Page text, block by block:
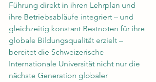
Führung direkt in ihren Lehrplan und
ihre Betriebsabläufe integriert – und
gleichzeitig konstant Bestnoten für ihre
globale Bildungsqualität erzielt –
bereitet die Schweizerische
Internationale Universität nicht nur die
nächste Generation globaler